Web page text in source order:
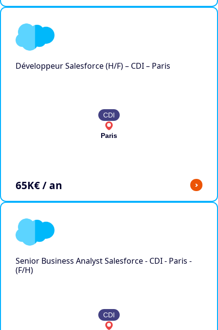
Développeur Salesforce (H/F) – CDI – Paris
CDI
Paris
65K€ / an >
Senior Business Analyst Salesforce - CDI - Paris -
(F/H)
CDI